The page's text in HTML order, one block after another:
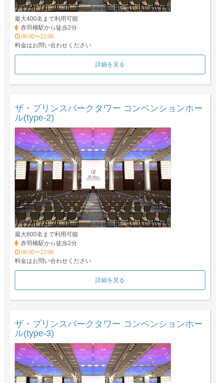
最大400名まで利用可能
赤羽橋駅から徒歩2分
08:00〜22:00
料金はお問い合わせください
詳細を見る
ザ・プリンスパークタワー コンベンションホー
ル(type-2)
最大800名まで利用可能
赤羽橋駅から徒歩2分
08:00〜22:00
料金はお問い合わせください
詳細を見る
ザ・プリンスパークタワー コンベンションホー
ル(type-3)